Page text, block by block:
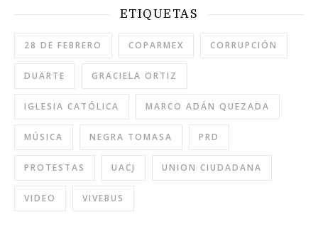
ETIQUETAS
28 DE FEBRERO COPARMEX CORRUPCIÓN
DUARTE GRACIELA ORTIZ
IGLESIA CATÓLICA MARCO ADÁN QUEZADA
MÚSICA NEGRA TOMASA PRD
PROTESTAS UACJ UNION CIUDADANA
VIDEO VIVEBUS